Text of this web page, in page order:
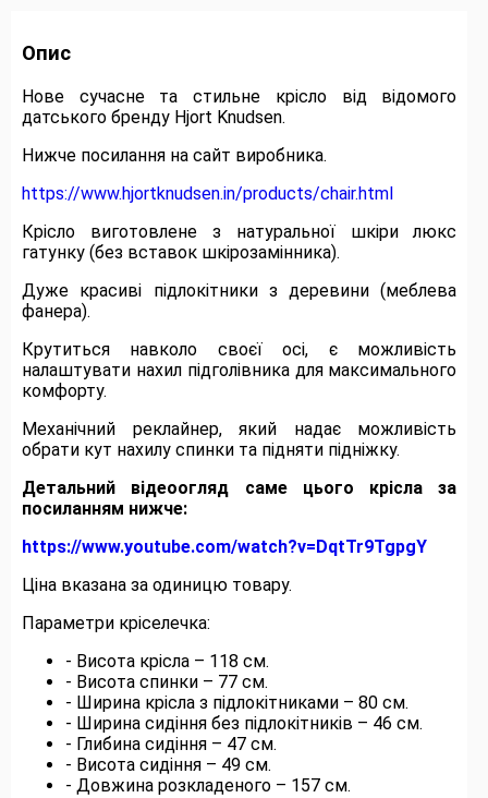
Опис
Нове сучасне та стильне крісло від відомого
датського бренду Hjort Knudsen.
Нижче посилання на сайт виробника.
https://www.hjortknudsen.in/products/chair.html
Крісло виготовлене з натуральної шкіри люкс
гатунку (без вставок шкірозамінника).
Дуже красиві підлокітники з деревини (меблева
фанера).
Крутиться навколо своєї осі, є можливість
налаштувати нахил підголівника для максимального
комфорту.
Механічний реклайнер, який надає можливість
обрати кут нахилу спинки та підняти підніжку.
Детальний відеоогляд саме цього крісла за
посиланням нижче:
https://www.youtube.com/watch?v=DqtTr9TgpgY
Ціна вказана за одиницю товару.
Параметри кріселечка:
- Висота крісла – 118 см.
- Висота спинки – 77 см.
- Ширина крісла з підлокітниками – 80 см.
- Ширина сидіння без підлокітників – 46 см.
- Глибина сидіння – 47 см.
- Висота сидіння – 49 см.
- Довжина розкладеного – 157 см.